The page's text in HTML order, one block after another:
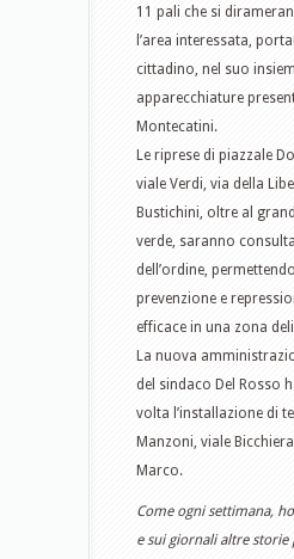
11 pali che si
l’area interessata,
cittadino, nel suo
apparecchiature
Montecatini.
Le riprese di piazzale
viale Verdi, via della
Bustichini, oltre al
verde, saranno
dell’ordine,
prevenzione e
efficace in una zona
La nuova
del sindaco Del Rosso
volta l’installazione di
Manzoni, viale
Marco.
Come ogni settimana,
e sui giornali altre storie